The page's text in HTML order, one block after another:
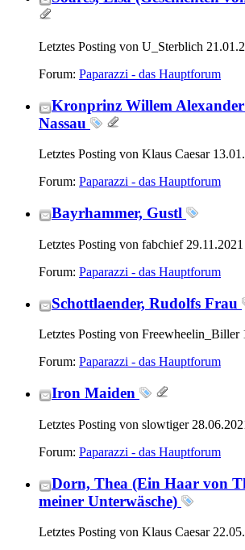
Letztes Posting von U_Sterblich
Forum: Paparazzi - das Hauptforum
Kronprinz Willem
Nassau
Letztes Posting von Klaus Caesar
Forum: Paparazzi - das Hauptforum
Bayrhammer, Gustl
Letztes Posting von fabchief 29.11.2021
Forum: Paparazzi - das Hauptforum
Schottlaender, Rudolfs Frau
Letztes Posting von Freewheelin_Biller
Forum: Paparazzi - das Hauptforum
Iron Maiden
Letztes Posting von slowtiger
Forum: Paparazzi - das Hauptforum
Dorn, Thea (Ein Haar von
meiner Unterwäsche)
Letztes Posting von Klaus Caesar